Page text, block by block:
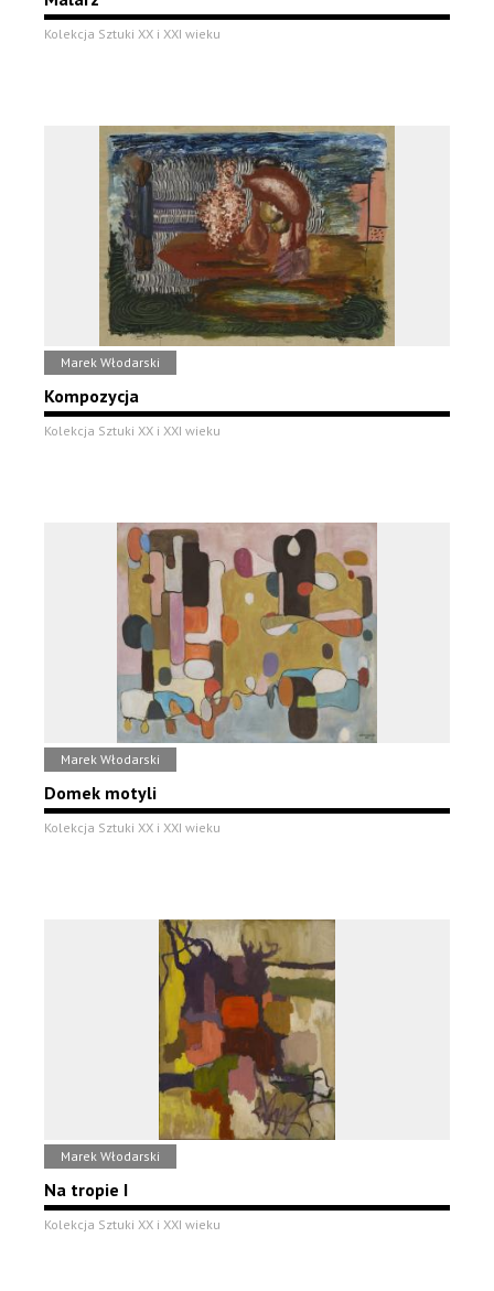
Kolekcja Sztuki XX i XXI wieku
Marek Włodarski
Kompozycja
Kolekcja Sztuki XX i XXI wieku
Marek Włodarski
Domek motyli
Kolekcja Sztuki XX i XXI wieku
Marek Włodarski
Na tropie I
Kolekcja Sztuki XX i XXI wieku